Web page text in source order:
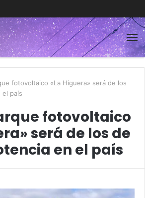
fotovoltaico «La Higuera» será de los
el país
fotovoltaico
será de los de
en el país